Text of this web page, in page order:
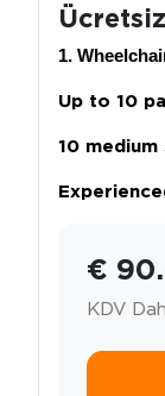
Ücretsiz
1.
Up to 10
10 medium
€
KDV